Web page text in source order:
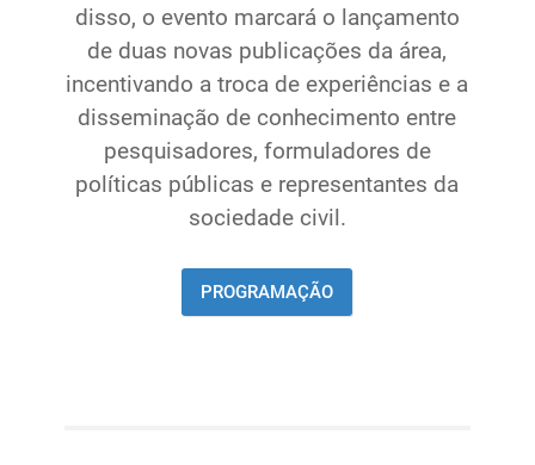
disso, o evento marcará o lançamento
de duas novas publicações da área,
incentivando a troca de experiências e a
disseminação de conhecimento entre
pesquisadores, formuladores de
políticas públicas e representantes da
sociedade civil.
PROGRAMAÇÃO